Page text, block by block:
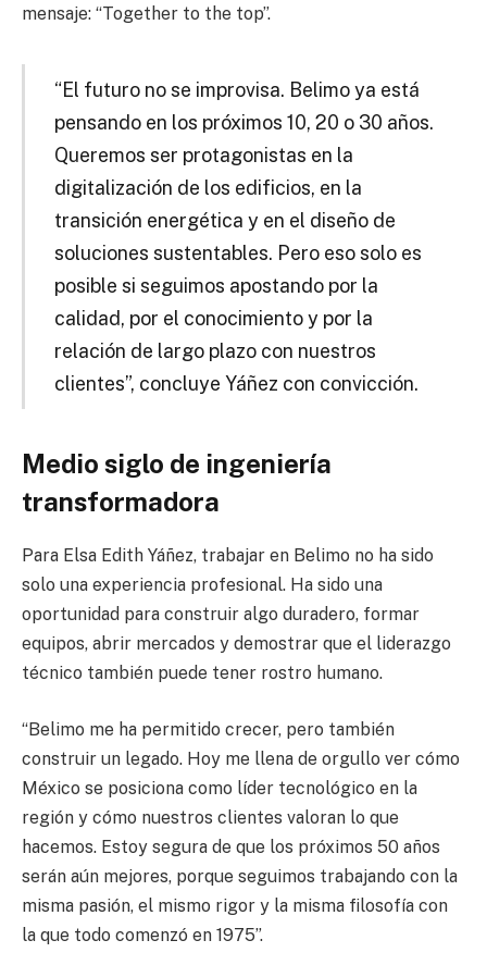
mensaje: “Together to the top”.
“El futuro no se improvisa. Belimo ya está
pensando en los próximos 10, 20 o 30 años.
Queremos ser protagonistas en la
digitalización de los edificios, en la
transición energética y en el diseño de
soluciones sustentables. Pero eso solo es
posible si seguimos apostando por la
calidad, por el conocimiento y por la
relación de largo plazo con nuestros
clientes”, concluye Yáñez con convicción.
Medio siglo de ingeniería
transformadora
Para Elsa Edith Yáñez, trabajar en Belimo no ha sido
solo una experiencia profesional. Ha sido una
oportunidad para construir algo duradero, formar
equipos, abrir mercados y demostrar que el liderazgo
técnico también puede tener rostro humano.
“Belimo me ha permitido crecer, pero también
construir un legado. Hoy me llena de orgullo ver cómo
México se posiciona como líder tecnológico en la
región y cómo nuestros clientes valoran lo que
hacemos. Estoy segura de que los próximos 50 años
serán aún mejores, porque seguimos trabajando con la
misma pasión, el mismo rigor y la misma filosofía con
la que todo comenzó en 1975”.